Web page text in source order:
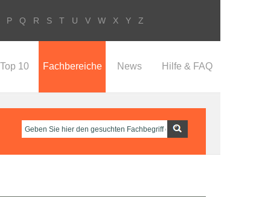
P Q R S T U V W X Y Z
Top 10 Fachbereiche News Hilfe & FAQ